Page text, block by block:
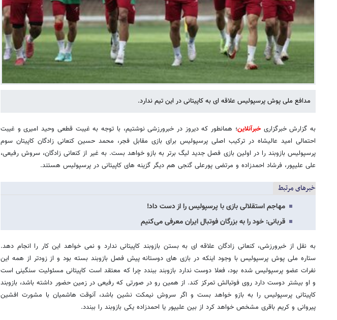
مدافع ملی پوش پرسپولیس علاقه ای به کاپیتانی در این تیم ندارد.
به گزارش خبرگزاریخبرآنلاین؛ همانطور که دیروز در خبرورزشی نوشتیم، با توجه به غیبت قطعی وحید امیری و غیبت
احتمالی امید عالیشاه در ترکیب اصلی پرسپولیس برای بازی مقابل فجر، محمد حسین کنعانی زادگان کاپیتان سوم
پرسپولیس بازوبند را در اولین بازی فصل جدید لیگ برتر به بازو خواهد بست. به غیر از کنعانی زادگان، سروش رفیعی،
علی علیپور، فرشاد احمدزاده و مرتضی پورعلی گنجی هم دیگر گزینه های کاپیتانی در پرسپولیس هستند.
خبرهای مرتبط
مهاجم استقلالی بازی با پرسپولیس را از دست داد!
قربانی: خود را به بزرگان فوتبال ایران معرفی می‌کنیم
به نقل از خبرورزشی، کنعانی زادگان علاقه ای به بستن بازوبند کاپیتانی ندارد و نمی خواهد این کار را انجام دهد.
ستاره ملی پوش پرسپولیس با وجود اینکه در بازی های دوستانه پیش فصل بازوبند بسته بود و از زودتر از همه این
نفرات عضو پرسپولیس شده بود، فعلا دوست ندارد بازوبند ببندد چرا که معتقد است کاپیتانی مسئولیت سنگینی است
و او بیشتر دوست دارد روی فوتبالش تمرکز کند. از همین رو در صورتی که رفیعی در زمین حضور داشته باشد، بازوبند
کاپیتانی پرسپولیس را به بازو خواهد بست و اگر سروش نیمکت نشین باشد، آنوقت هاشمیان با مشورت افشین
پیروانی و کریم باقری مشخص خواهد کرد از بین علیپور یا احمدزاده یکی بازوبند را ببندد.